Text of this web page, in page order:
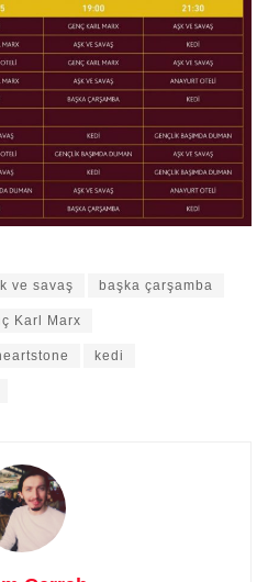
ve savaş başka çarşamba
Karl Marx
kedi